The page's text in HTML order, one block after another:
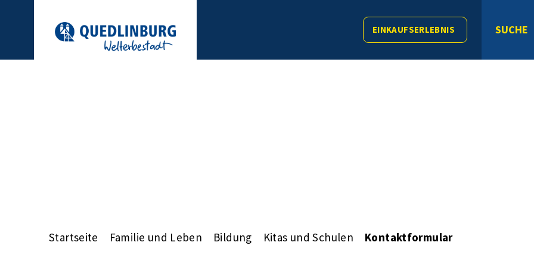
EINKAUFSERLEBNIS SUCHE
Startseite Familie und Leben Bildung Kitas und Schulen Kontaktformular